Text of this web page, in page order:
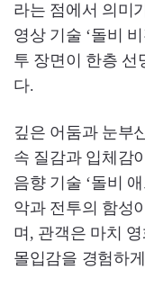
라는 점에서 의미
영상 기술 ‘돌비
투 장면이 한층 선
다.
깊은 어둠과 눈부
속 질감과 입체감
음향 기술 ‘돌비
악과 전투의 함성
며, 관객은 마치
몰입감을 경험하